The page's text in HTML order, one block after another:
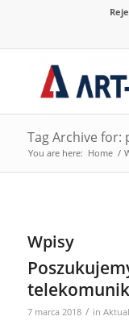
Tag Archive for:
You are here: Home /
Wpisy
7 marca 2018 / in